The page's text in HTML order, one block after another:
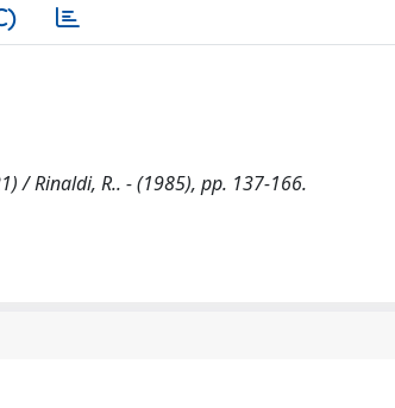
/ Rinaldi, R.. - (1985), pp. 137-166.